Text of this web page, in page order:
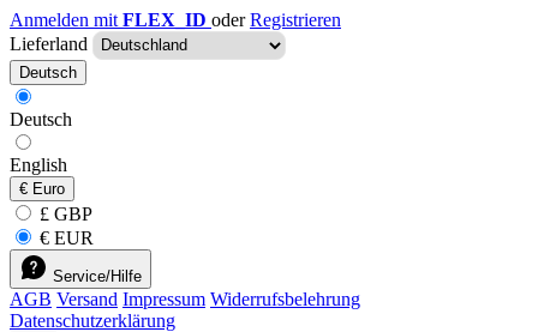
Anmelden mit FLEX_ID oder Registrieren
Lieferland
Deutsch
Deutsch
English
€ Euro
£ GBP
€ EUR
Service/Hilfe
AGB Versand Impressum Widerrufsbelehrung
Datenschutzerklärung